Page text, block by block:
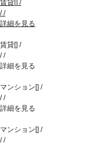
賃貸[] /
//
詳細を見る
賃貸[] /
//
詳細を見る
マンション[] /
//
詳細を見る
マンション[] /
//